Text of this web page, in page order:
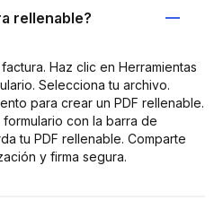
rellenable?
Haz clic en Herramientas
Selecciona tu archivo.
para crear un PDF rellenable.
con la barra de
tu PDF rellenable. Comparte
y firma segura.